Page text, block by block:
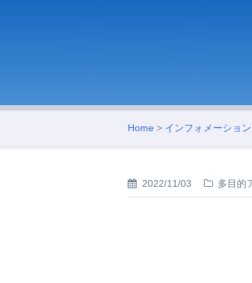
Home > インフォメーション
2022/11/03 多目的